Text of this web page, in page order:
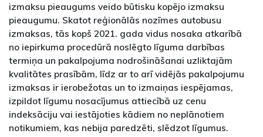
izmaksu pieaugums veido būtisku kopējo izmaksu
pieaugumu. Skatot reģionālās nozīmes autobusu
izmaksas, tās kopš 2021. gada vidus nosaka atkarībā
no iepirkuma procedūrā noslēgto līguma darbības
termiņa un pakalpojuma nodrošināšanai uzliktajām
kvalitātes prasībām, līdz ar to arī vidējās pakalpojumu
izmaksas ir ierobežotas un to izmaiņas iespējamas,
izpildot līgumu nosacījumus attiecībā uz cenu
indeksāciju vai iestājoties kādiem no neplānotiem
notikumiem, kas nebija paredzēti, slēdzot līgumus.